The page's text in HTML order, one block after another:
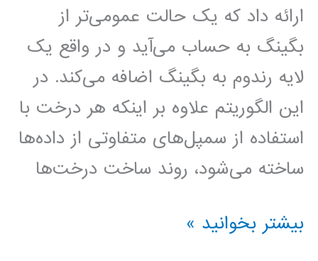
ارائه داد که یک حالت عمومی‌تر از
بگینگ به حساب می‌آید و در واقع یک
لایه رندوم به بگینگ اضافه می‌کند. در
این الگوریتم علاوه بر اینکه هر درخت با
استفاده از سمپل‌های متفاوتی از داده‌ها
ساخته می‌شود، روند ساخت درخت‌ها
رندوم
بیشتر بخوانید »